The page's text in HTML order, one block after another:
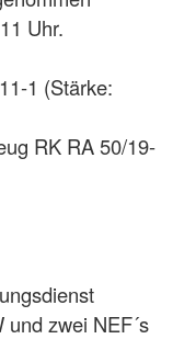
Uhr.
1 (Stärke:
RK RA 50/19-
zwei NEF´s